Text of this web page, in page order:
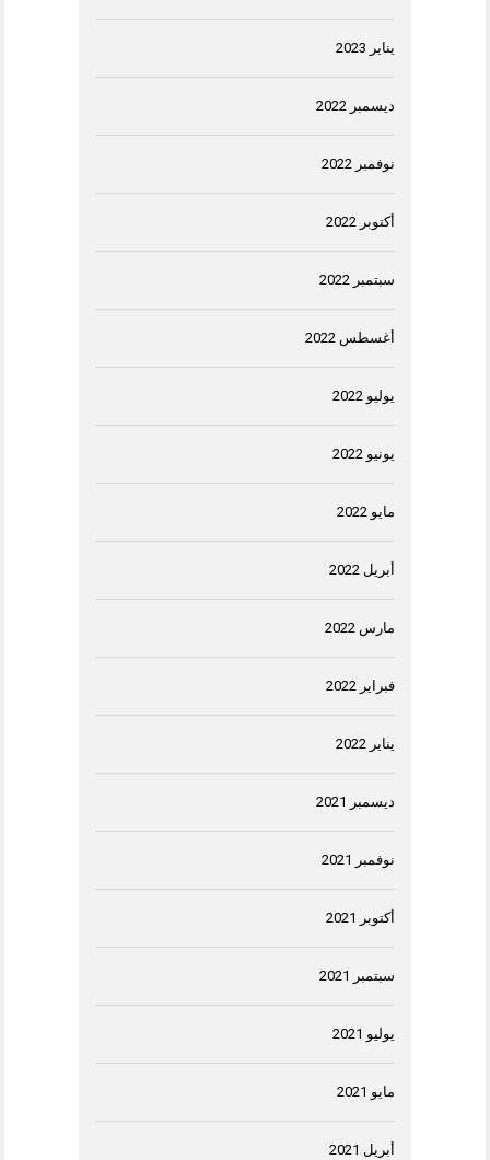
يناير 2023
ديسمبر 2022
نوفمبر 2022
أكتوبر 2022
سبتمبر 2022
أغسطس 2022
يوليو 2022
يونيو 2022
مايو 2022
أبريل 2022
مارس 2022
فبراير 2022
يناير 2022
ديسمبر 2021
نوفمبر 2021
أكتوبر 2021
سبتمبر 2021
يوليو 2021
مايو 2021
أبريل 2021